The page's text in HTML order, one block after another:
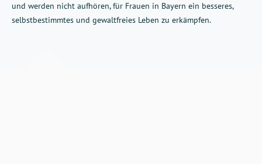
und werden nicht aufhören, für Frauen in Bayern ein besseres,
selbstbestimmtes und gewaltfreies Leben zu erkämpfen.